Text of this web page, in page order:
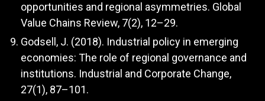
opportunities and regional asymmetries. Global
Value Chains Review, 7(2), 12–29.
Godsell, J. (2018). Industrial policy in emerging
economies: The role of regional governance and
institutions. Industrial and Corporate Change,
27(1), 87–101.